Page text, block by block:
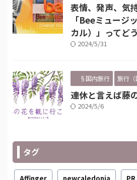
表情、発声、気
「Beeミュージ
カル）」ってど
2024/5/31
§国内旅行 旅行（
連休と言えば藤
2024/5/6
タグ